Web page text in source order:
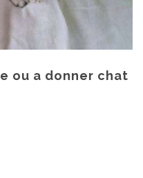
ou a donner chat